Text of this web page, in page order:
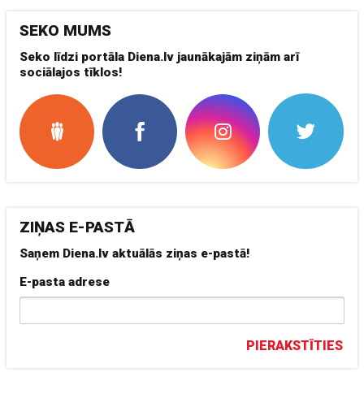
SEKO MUMS
Seko līdzi portāla Diena.lv jaunākajām ziņām arī
sociālajos tīklos!
ZIŅAS E-PASTĀ
Saņem Diena.lv aktuālās ziņas e-pastā!
E-pasta adrese
PIERAKSTĪTIES